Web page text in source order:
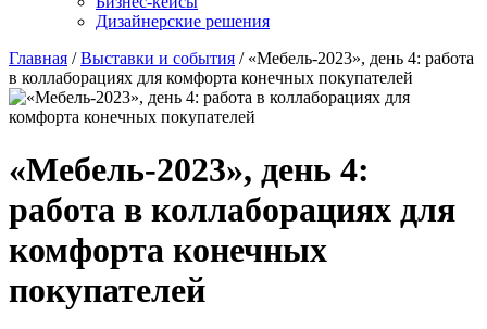
Дизайнерские решения
Главная /Выставки и события / «Мебель-2023», день 4: работа
в коллаборациях для комфорта конечных покупателей
«Мебель-2023», день 4:
работа в коллаборациях для
комфорта конечных
покупателей